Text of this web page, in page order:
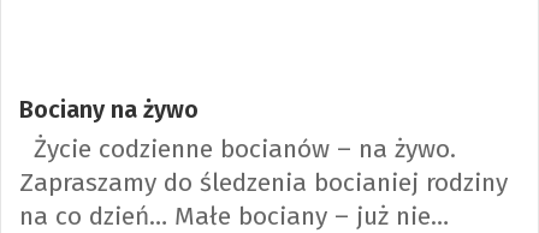
Bociany na żywo
Życie codzienne bocianów – na żywo.
Zapraszamy do śledzenia bocianiej rodziny
na co dzień… Małe bociany – już nie…